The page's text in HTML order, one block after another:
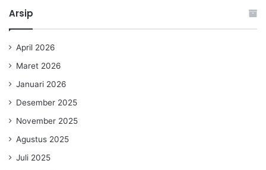
Arsip
April 2026
Maret 2026
Januari 2026
Desember 2025
November 2025
Agustus 2025
Juli 2025